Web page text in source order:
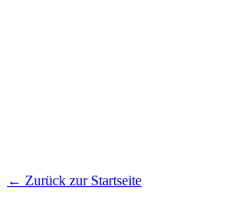
← Zurück zur Startseite